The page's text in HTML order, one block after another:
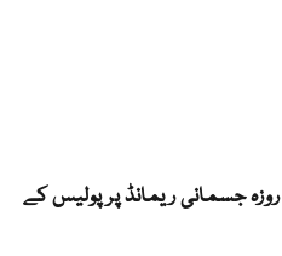
صنم جاوید اور عالیہ حمزہ 7 روزہ جسمانی ریمانڈ پر پولیس کے